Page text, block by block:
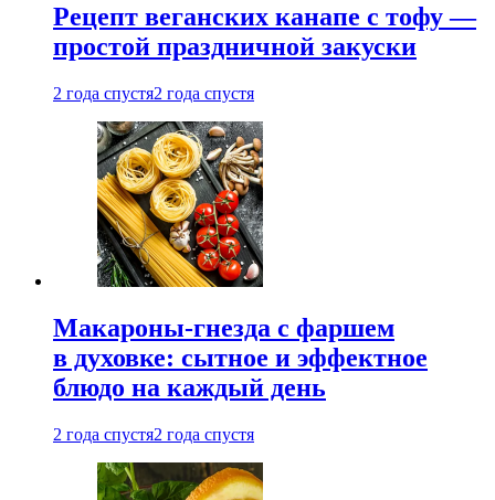
Рецепт веганских канапе с тофу —
простой праздничной закуски
2 года спустя2 года спустя
Макароны-гнезда с фаршем
в духовке: сытное и эффектное
блюдо на каждый день
2 года спустя2 года спустя